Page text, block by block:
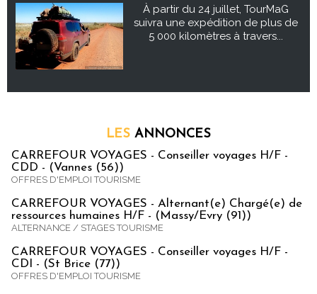
À partir du 24 juillet, TourMaG
suivra une expédition de plus de
5 000 kilomètres à travers...
LES ANNONCES
CARREFOUR VOYAGES - Conseiller voyages H/F -
CDD - (Vannes (56))
OFFRES D'EMPLOI TOURISME
CARREFOUR VOYAGES - Alternant(e) Chargé(e) de
ressources humaines H/F - (Massy/Evry (91))
ALTERNANCE / STAGES TOURISME
CARREFOUR VOYAGES - Conseiller voyages H/F -
CDI - (St Brice (77))
OFFRES D'EMPLOI TOURISME